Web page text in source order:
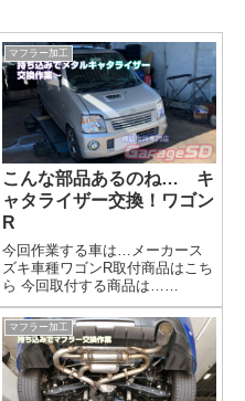
マフラー加工
こんな部品あるのね… キ
ャタライザー交換！ワゴン
R
今回作業する車は…メーカース
ズキ車種ワゴンR取付商品はこち
ら 今回取付する商品は…
TAKE2 メタルキャタライザー
作業写真TAKE2の「メタルキャ
タライザー」は、簡単に言うと
純正触媒（キャタライザー）を
高効率な金属製触媒に置き換え
るパーツで...
マフラー加工